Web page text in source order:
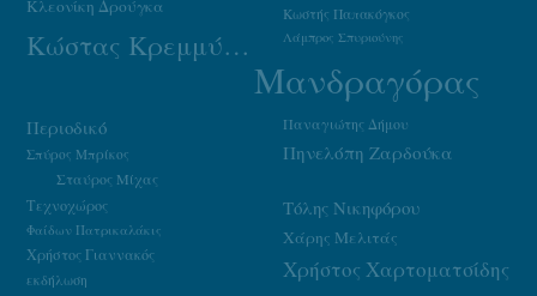
Κλεονίκη Δρούγκα Κωστής Παπακόγκος
Κώστας Κρεμμύδας Λάμπρος Σπυριούνης
Μανδραγόρας
Παναγιώτης Δήμου
Περιοδικό
Πηνελόπη Ζαρδούκα
Σπύρος Μπρίκος
Σταύρος Μίχας
Τεχνοχώρος
Τόλης Νικηφόρου
Φαίδων Πατρικαλάκις Χάρης Μελιτάς
Χρήστος Γιαννακός
Χρήστος Χαρτοματσίδης
εκδήλωση